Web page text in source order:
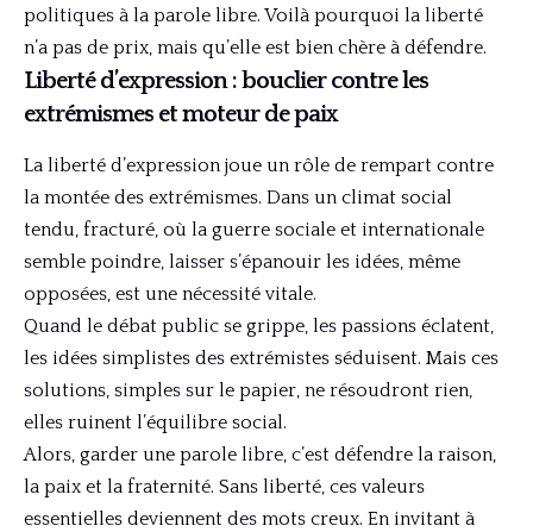
politiques à la parole libre. Voilà pourquoi la liberté
n’a pas de prix, mais qu’elle est bien chère à défendre.
Liberté d’expression : bouclier contre les
extrémismes et moteur de paix
La liberté d’expression joue un rôle de rempart contre
la montée des extrémismes. Dans un climat social
tendu, fracturé, où la guerre sociale et internationale
semble poindre, laisser s’épanouir les idées, même
opposées, est une nécessité vitale.
Quand le débat public se grippe, les passions éclatent,
les idées simplistes des extrémistes séduisent. Mais ces
solutions, simples sur le papier, ne résoudront rien,
elles ruinent l’équilibre social.
Alors, garder une parole libre, c’est défendre la raison,
la paix et la fraternité. Sans liberté, ces valeurs
essentielles deviennent des mots creux. En invitant à